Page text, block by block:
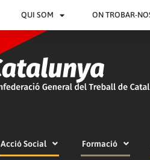
QUI SOM ON TROBAR-
Acció Social Formació